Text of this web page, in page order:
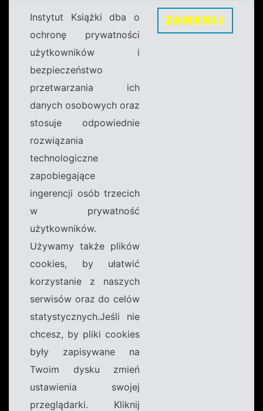
Instytut Książki dba o
ochronę prywatności
użytkowników i
bezpieczeństwo
przetwarzania ich
danych osobowych oraz
stosuje odpowiednie
rozwiązania
technologiczne
zapobiegające
ingerencji osób trzecich
w prywatność
użytkowników.
Używamy także plików
cookies, by ułatwić
korzystanie z naszych
serwisów oraz do celów
statystycznych.Jeśli nie
chcesz, by pliki cookies
były zapisywane na
Twoim dysku zmień
ustawienia swojej
przeglądarki. Kliknij
ZAMKNIJ